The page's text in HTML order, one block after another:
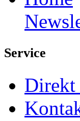
Service
Direkt